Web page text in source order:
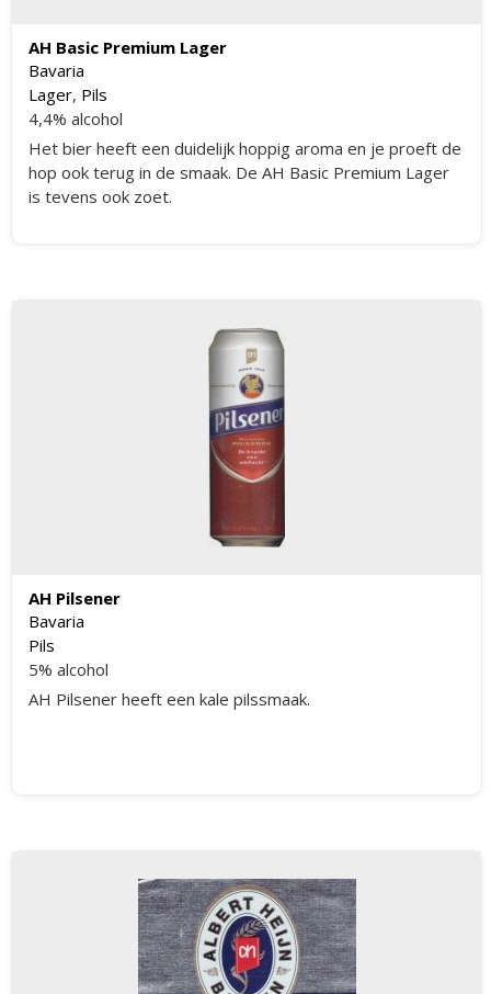
AH Basic Premium Lager
Bavaria
Lager, Pils
4,4% alcohol
Het bier heeft een duidelijk hoppig aroma en je proeft de
hop ook terug in de smaak. De AH Basic Premium Lager
is tevens ook zoet.
AH Pilsener
Bavaria
Pils
5% alcohol
AH Pilsener heeft een kale pilssmaak.